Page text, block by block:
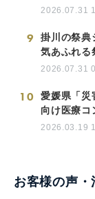
2026.07.31
9
掛川の祭典
気あふれる
2026.07.31
10
愛媛県「災
向け医療コ
2026.03.19
お客様の声・